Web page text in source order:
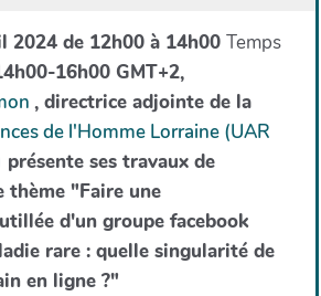
2024 de 12h00 à 14h00 Temps
16h00 GMT+2,
, directrice adjointe de la
de l'Homme Lorraine (UAR
présente ses travaux de
thème "Faire une
d'un groupe facebook
rare : quelle singularité de
en ligne ?"